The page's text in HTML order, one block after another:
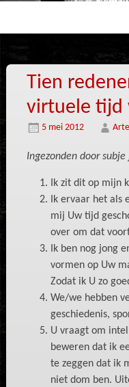
Tien
virtuele tijd
5 mei 2012
Ingezonden door subje
Ik zit dit op mijn
Ik ervaar het als
mij Uw tijd
over om dat
Ik ben nog jong
vormen op Uw
Zodat ik U zo
We/we hebben
geschiedenis,
U vraagt om
beweren dat ik
te zeggen dat ik
niet dom ben.